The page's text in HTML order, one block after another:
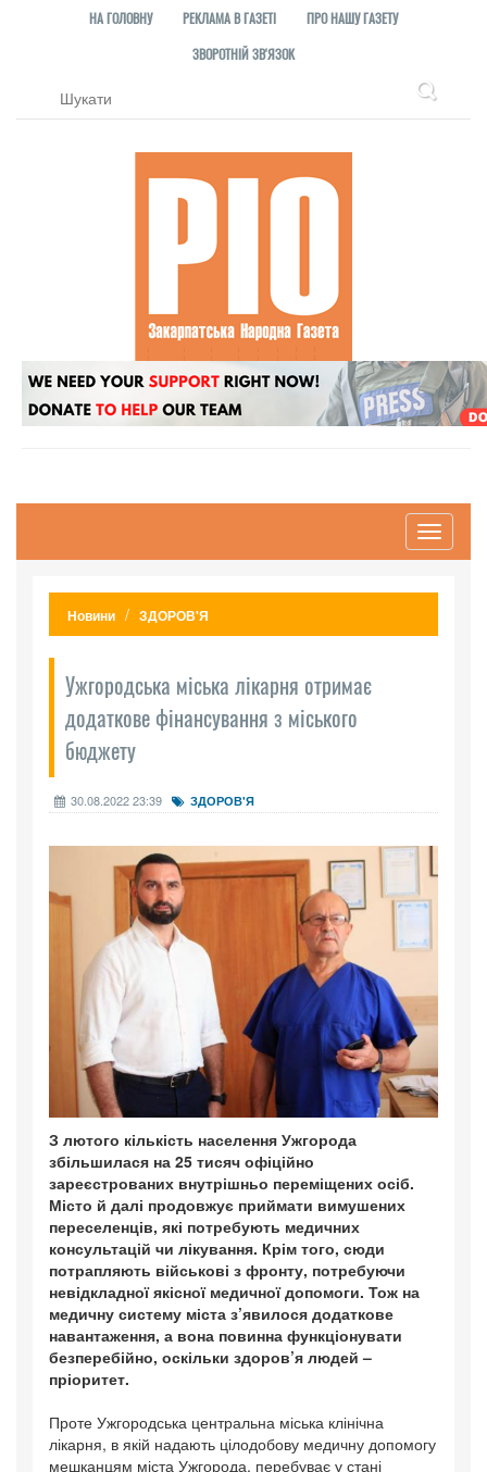
НА ГОЛОВНУ РЕКЛАМА В ГАЗЕТІ
ПРО НАШУ ГАЗЕТУ
ЗВОРОТНІЙ ЗВ'ЯЗОК
Toggle
Новини ЗДОРОВ'Я
Ужгородська міська лікарня отримає
додаткове фінансування з міського
бюджету
30.08.2022 23:39 ЗДОРОВ'Я
З лютого кількість населення Ужгорода
збільшилася на 25 тисяч офіційно
зареєстрованих внутрішньо переміщених осіб.
Місто й далі продовжує приймати вимушених
переселенців, які потребують медичних
консультацій чи лікування. Крім того, сюди
потрапляють військові з фронту, потребуючи
невідкладної якісної медичної допомоги. Тож на
медичну систему міста з’явилося додаткове
навантаження, а вона повинна функціонувати
безперебійно, оскільки здоров’я людей –
пріоритет.
Проте Ужгородська центральна міська клінічна
лікарня, в якій надають цілодобову медичну допомогу
мешканцям міста Ужгорода, перебуває у стані